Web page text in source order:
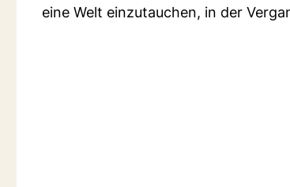
eine Welt einzutauchen, in der